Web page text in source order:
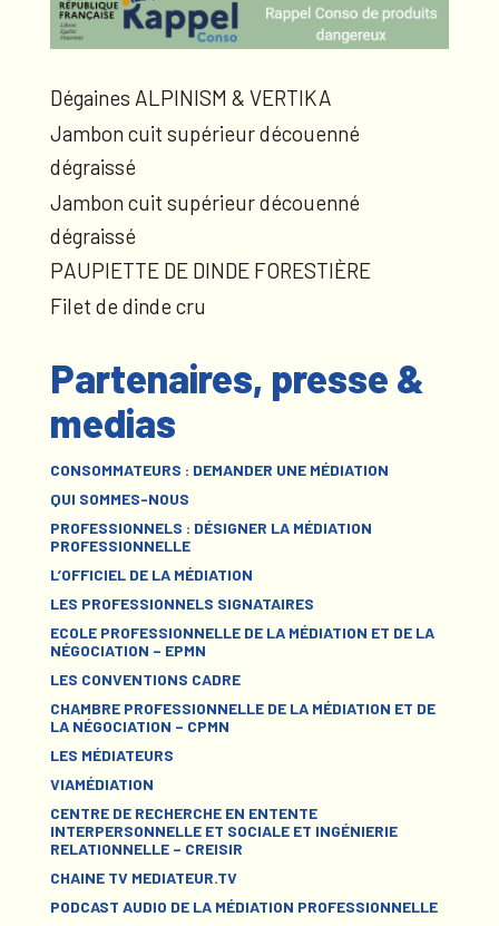
Dégaines ALPINISM & VERTIKA
Jambon cuit supérieur découenné
dégraissé
Jambon cuit supérieur découenné
dégraissé
PAUPIETTE DE DINDE FORESTIÈRE
Filet de dinde cru
Partenaires, presse &
medias
CONSOMMATEURS : DEMANDER UNE MÉDIATION
QUI SOMMES-NOUS
PROFESSIONNELS : DÉSIGNER LA MÉDIATION
PROFESSIONNELLE
L’OFFICIEL DE LA MÉDIATION
LES PROFESSIONNELS SIGNATAIRES
ECOLE PROFESSIONNELLE DE LA MÉDIATION ET DE LA
NÉGOCIATION – EPMN
LES CONVENTIONS CADRE
CHAMBRE PROFESSIONNELLE DE LA MÉDIATION ET DE
LA NÉGOCIATION – CPMN
LES MÉDIATEURS
VIAMÉDIATION
CENTRE DE RECHERCHE EN ENTENTE
INTERPERSONNELLE ET SOCIALE ET INGÉNIERIE
RELATIONNELLE – CREISIR
CHAINE TV MEDIATEUR.TV
PODCAST AUDIO DE LA MÉDIATION PROFESSIONNELLE